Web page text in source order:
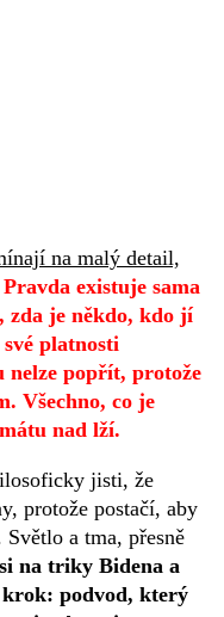
na malý detail,
Pravda existuje sama
zda je někdo, kdo jí
platnosti
nelze popřít, protože
Všechno, co je
nad lží.
jisti, že
protože postačí, aby
a tma, přesně
na triky Bidena a
podvod, který